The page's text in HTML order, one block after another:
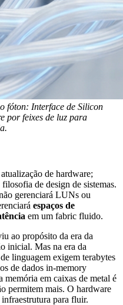
fóton: Interface de Silicon
por feixes de luz para
de hardware;
de design de sistemas.
gerenciará LUNs ou
espaços de
em um fabric fluido.
ao propósito da era da
inicial. Mas na era da
linguagem exigem terabytes
de dados in-memory
memória em caixas de metal é
permitem mais. O hardware
para fluir.